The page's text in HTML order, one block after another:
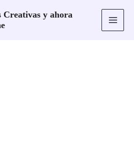
Creativas y ahora